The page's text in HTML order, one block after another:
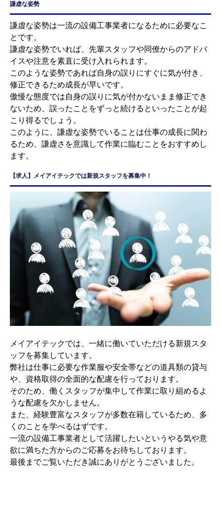
謙虚な姿勢
謙虚な姿勢は一流の設備工事業者になるために必要なこ
とです。
謙虚な姿勢でいれば、先輩スタッフや同僚からのアドバ
イスや注意を素直に受け入れられます。
このような姿勢であれば自身の誤りにすぐに気が付き、
修正できるため成長が早いです。
傲慢な態度では自身の誤りに気が付かないまま修正でき
ないため、誤ったことをずっと続けるといったことが起
こり得るでしょう。
このように、謙虚な姿勢でいることは仕事の成長に関わ
るため、謙虚さを意識して作業に臨むことをおすすめし
ます。
【求人】メイアイテックでは新規スタッフを募集中！
メイアイテックでは、一緒に働いていただける新規スタ
ッフを募集しています。
弊社は仕事に必要な作業服や安全帯などの道具類の貸与
や、資格取得の全面的な配慮を行っております。
そのため、働くスタッフが集中して作業に取り組めるよ
うな配慮を欠かしません。
また、経験豊富なスタッフが多数在籍しているため、多
くのことを学べるはずです。
一流の設備工事業者として活躍したいというやる気や意
欲に満ちた方からのご応募をお待ちしております。
最後までご覧いただき誠にありがとうございました。